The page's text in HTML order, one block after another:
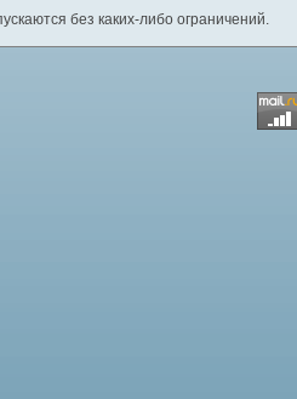
без каких-либо ограничений.